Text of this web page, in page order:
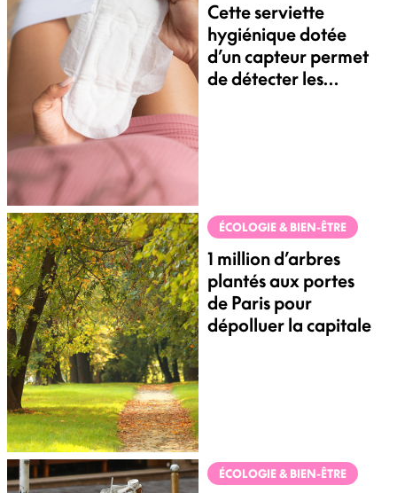
Cette serviette
hygiénique dotée
d’un capteur permet
de détecter les
ÉCOLOGIE & BIEN-ÊTRE
1 million d’arbres
plantés aux portes
de Paris pour
dépolluer la capitale
ÉCOLOGIE & BIEN-ÊTRE